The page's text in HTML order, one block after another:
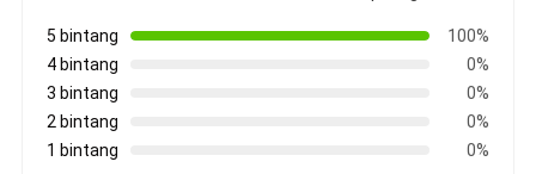
5 bintang
100%
4 bintang
0%
3 bintang
0%
2 bintang
0%
1 bintang
0%